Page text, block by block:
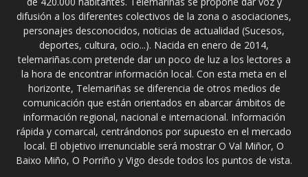
difusión a los diferentes colectivos de la zona o asociaciones,
personajes desconocidos, noticias de actualidad (Sucesos,
deportes, cultura, ocio...). Nacida en enero de 2014,
telemariñas.com pretende dar un poco de luz a los lectores a
la hora de encontrar información local. Con esta meta en el
horizonte, Telemariñas se diferencia de otros medios de
comunicación que están orientados en abarcar ámbitos de
información regional, nacional e internacional. Información
rápida y comarcal, centrándonos por supuesto en el mercado
local. El objetivo irrenunciable será mostrar O Val Miñor, O
Baixo Miño, O Porriño y Vigo desde todos los puntos de vista.